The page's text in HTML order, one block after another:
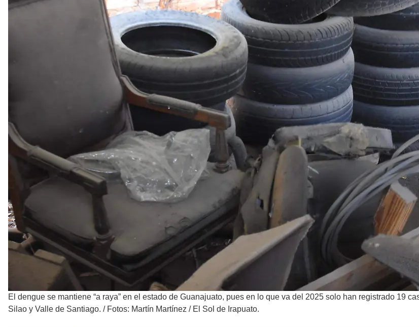
El dengue se mantiene “a raya” en el estado de Guanajuato, pues en lo que va del 2025 solo han registrado 19
Silao y Valle de Santiago. / Fotos: Martín Martínez / El Sol de Irapuato.